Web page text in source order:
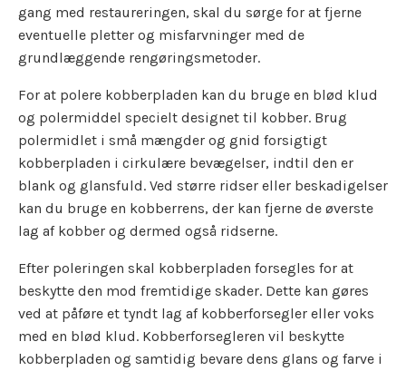
gang med restaureringen, skal du sørge for at fjerne
eventuelle pletter og misfarvninger med de
grundlæggende rengøringsmetoder.
For at polere kobberpladen kan du bruge en blød klud
og polermiddel specielt designet til kobber. Brug
polermidlet i små mængder og gnid forsigtigt
kobberpladen i cirkulære bevægelser, indtil den er
blank og glansfuld. Ved større ridser eller beskadigelser
kan du bruge en kobberrens, der kan fjerne de øverste
lag af kobber og dermed også ridserne.
Efter poleringen skal kobberpladen forsegles for at
beskytte den mod fremtidige skader. Dette kan gøres
ved at påføre et tyndt lag af kobberforsegler eller voks
med en blød klud. Kobberforsegleren vil beskytte
kobberpladen og samtidig bevare dens glans og farve i